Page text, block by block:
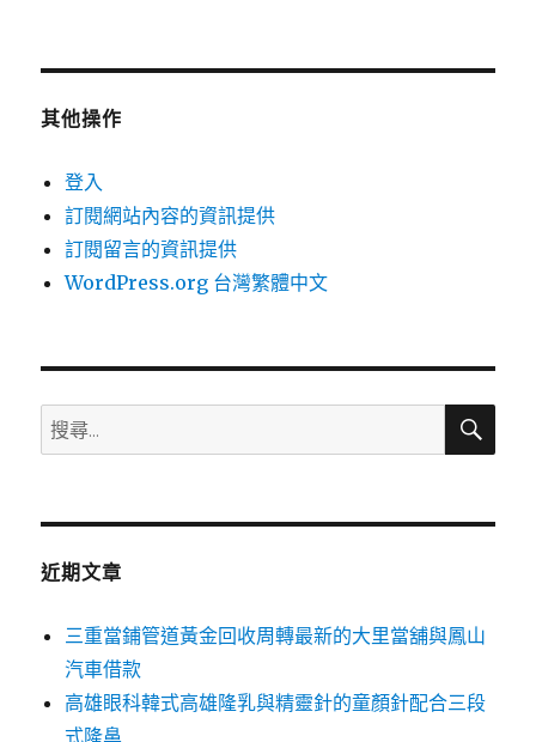
其他操作
登入
訂閱網站內容的資訊提供
訂閱留言的資訊提供
WordPress.org 台灣繁體中文
搜
尋
鍵
搜
近期文章
三重當鋪管道黃金回收周轉最新的大里當舖與鳳山
汽車借款
高雄眼科韓式高雄隆乳與精靈針的童顏針配合三段
式隆鼻